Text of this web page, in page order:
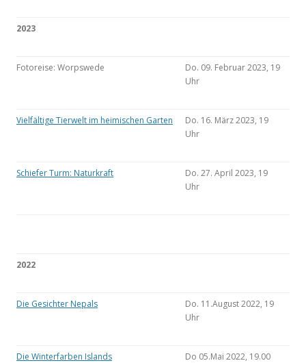
2023
Fotoreise: Worpswede
Do. 09. Februar 2023, 19
Uhr
Vielfältige Tierwelt im heimischen Garten
Do. 16. März 2023, 19
Uhr
Schiefer Turm: Naturkraft
Do. 27. April 2023, 19
Uhr
2022
Die Gesichter Nepals
Do. 11.August 2022, 19
Uhr
Die Winterfarben Islands
Do 05.Mai 2022, 19.00